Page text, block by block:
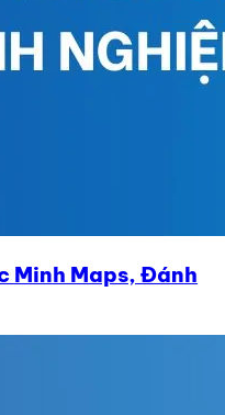
Minh Maps, Đánh